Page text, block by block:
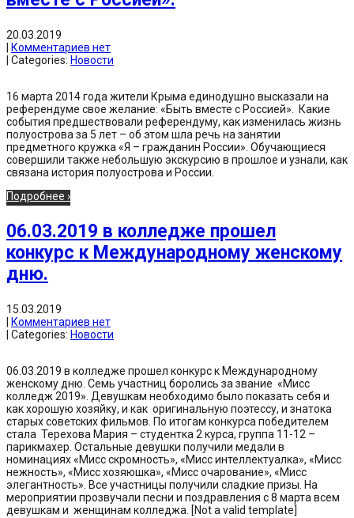
20.03.2019
Комментариев нет
| Categories: Новости
16 марта 2014 года жители Крыма единодушно высказали на
референдуме свое желание: «Быть вместе с Россией». Какие
события предшествовали референдуму, как изменилась жизнь
полуострова за 5 лет – об этом шла речь на занятии
предметного кружка «Я – гражданин России». Обучающиеся
совершили также небольшую экскурсию в прошлое и узнали, как
связана история полуострова и России.
Подробнее ›
06.03.2019 в колледже прошел
конкурс к Международному женскому
дню.
15.03.2019
Комментариев нет
| Categories: Новости
06.03.2019 в колледже прошел конкурс к Международному
женскому дню. Семь участниц боролись за звание «Мисс
колледж 2019». Девушкам необходимо было показать себя и
как хорошую хозяйку, и как оригинальную поэтессу, и знатока
старых советских фильмов. По итогам конкурса победителем
стала Терехова Мария – студентка 2 курса, группа 11-12 –
парикмахер. Остальные девушки получили медали в
номинациях «Мисс скромность», «Мисс интеллектуалка», «Мисс
нежность», «Мисс хозяюшка», «Мисс очарование», «Мисс
элегантность». Все участницы получили сладкие призы. На
мероприятии прозвучали песни и поздравления с 8 марта всем
девушкам и женщинам колледжа. [Not a valid template]